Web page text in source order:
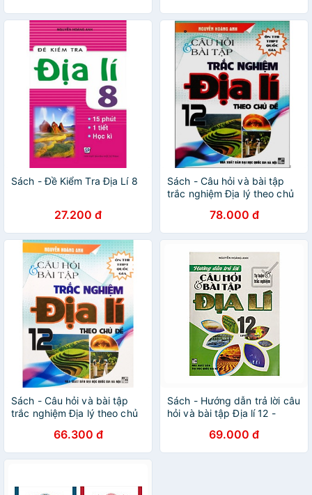
Sách - Đề Kiểm Tra Địa Lí 8
27.200 đ
Sách - Câu hỏi và bài tập
trắc nghiệm Địa lý theo chủ
78.000 đ
Sách - Câu hỏi và bài tập
trắc nghiệm Địa lý theo chủ
66.300 đ
Sách - Hướng dẫn trả lời câu
hỏi và bài tập Địa lí 12 -
69.000 đ